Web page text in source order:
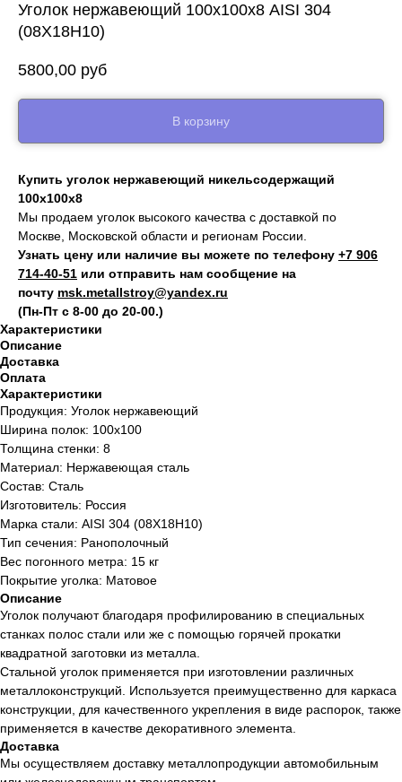
Уголок нержавеющий 100х100х8 AISI 304
(08Х18Н10)
5800,00 руб
В корзину
Купить уголок нержавеющий никельсодержащий
100х100х8
Мы продаем уголок высокого качества с доставкой по
Москве, Московской области и регионам России.
Узнать цену или наличие вы можете по телефону +7 906
714‑40-51 или отправить нам сообщение на
почту msk.metallstroy@yandex.ru
(Пн-Пт с 8-00 до 20-00.)
Характеристики
Описание
Доставка
Оплата
Характеристики
Продукция: Уголок нержавеющий
Ширина полок: 100х100
Толщина стенки: 8
Материал: Нержавеющая сталь
Состав: Сталь
Изготовитель: Россия
Марка стали: AISI 304 (08Х18Н10)
Тип сечения: Ранополочный
Вес погонного метра: 15 кг
Покрытие уголка: Матовое
Описание
Уголок получают благодаря профилированию в специальных
станках полос стали или же с помощью горячей прокатки
квадратной заготовки из металла.
Стальной уголок применяется при изготовлении различных
металлоконструкций. Используется преимущественно для каркаса
конструкции, для качественного укрепления в виде распорок, также
применяется в качестве декоративного элемента.
Доставка
Мы осуществляем доставку металлопродукции автомобильным